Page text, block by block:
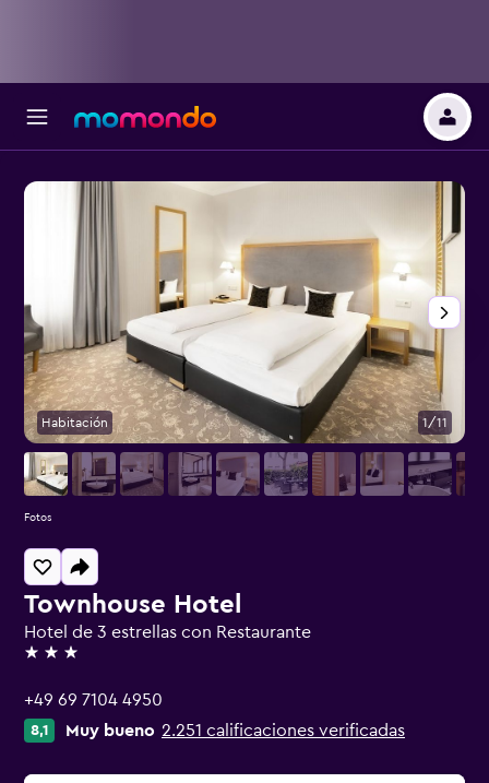
Townhouse Hotel
Hotel de 3 estrellas con Restaurante
3 estrellas
+49 69 7104 4950
8,1 Muy bueno 2.251 calificaciones verificadas
Habitación 1/11
Fotos